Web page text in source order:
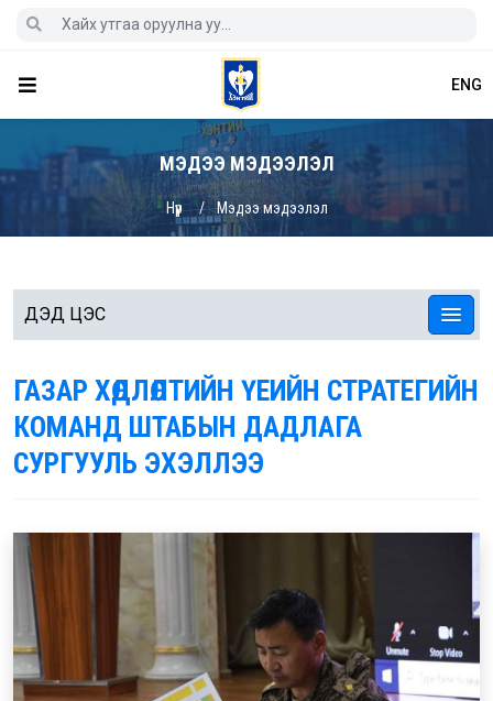
ENG
МЭДЭЭ МЭДЭЭЛЭЛ
Нүүр Мэдээ мэдээлэл
ДЭД ЦЭС
ГАЗАР ХӨДЛӨЛТИЙН ҮЕИЙН СТРАТЕГИЙН
КОМАНД ШТАБЫН ДАДЛАГА
СУРГУУЛЬ ЭХЭЛЛЭЭ